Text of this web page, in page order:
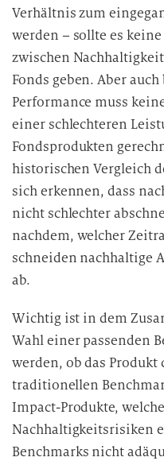
Verhältnis zum
werden – sollte es
zwischen
Fonds geben. Aber
Performance muss
einer schlechteren
Fondsprodukten
historischen Vergleich
sich erkennen, dass
nicht schlechter
nachdem, welcher
schneiden nachhaltige
ab.
Wichtig ist in dem
Wahl einer passenden
werden, ob das
traditionellen
Impact-Produkte,
Nachhaltigkeitsrisiken
Benchmarks nicht